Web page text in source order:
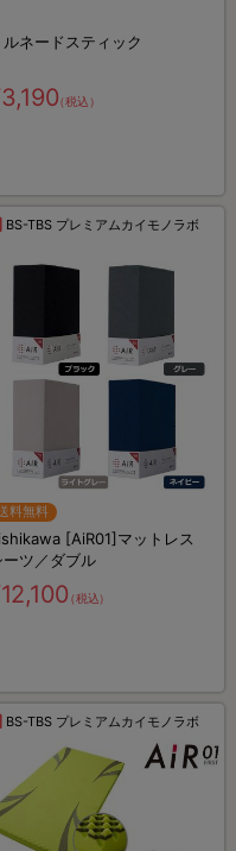
ルネードスティック
（税込）
BS-TBS プレミアムカイモノラボ
料無料
[AiR01]マットレス
ーツ／ダブル
（税込）
BS-TBS プレミアムカイモノラボ